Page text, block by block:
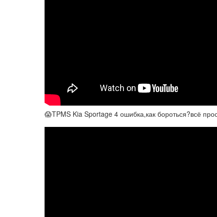
😱TPMS Kia Sportage 4 ошибка,как бороться?всё